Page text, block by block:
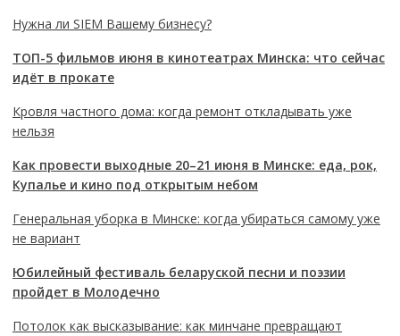
Нужна ли SIEM Вашему бизнесу?
ТОП-5 фильмов июня в кинотеатрах Минска: что сейчас
идёт в прокате
Кровля частного дома: когда ремонт откладывать уже
нельзя
Как провести выходные 20–21 июня в Минске: еда, рок,
Купалье и кино под открытым небом
Генеральная уборка в Минске: когда убираться самому уже
не вариант
Юбилейный фестиваль беларуской песни и поэзии
пройдет в Молодечно
Потолок как высказывание: как минчане превращают